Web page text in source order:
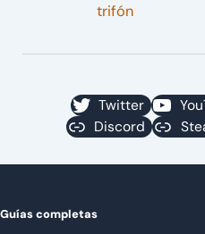
trifón
Twitter
Discord
Guías completas